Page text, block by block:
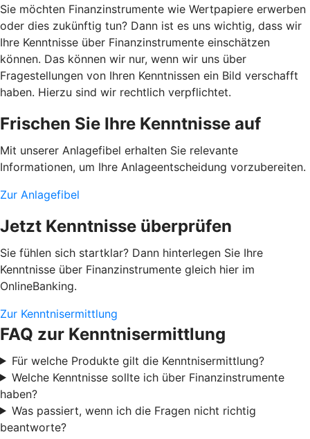
Sie möchten Finanzinstrumente wie Wertpapiere erwerben
oder dies zukünftig tun? Dann ist es uns wichtig, dass wir
Ihre Kenntnisse über Finanzinstrumente einschätzen
können. Das können wir nur, wenn wir uns über
Fragestellungen von Ihren Kenntnissen ein Bild verschafft
haben. Hierzu sind wir rechtlich verpflichtet.
Frischen Sie Ihre Kenntnisse auf
Mit unserer Anlagefibel erhalten Sie relevante
Informationen, um Ihre Anlageentscheidung vorzubereiten.
Zur Anlagefibel
Jetzt Kenntnisse überprüfen
Sie fühlen sich startklar? Dann hinterlegen Sie Ihre
Kenntnisse über Finanzinstrumente gleich hier im
OnlineBanking.
Zur Kenntnisermittlung
FAQ zur Kenntnisermittlung
Für welche Produkte gilt die Kenntnisermittlung?
Welche Kenntnisse sollte ich über Finanzinstrumente
haben?
Was passiert, wenn ich die Fragen nicht richtig
beantworte?